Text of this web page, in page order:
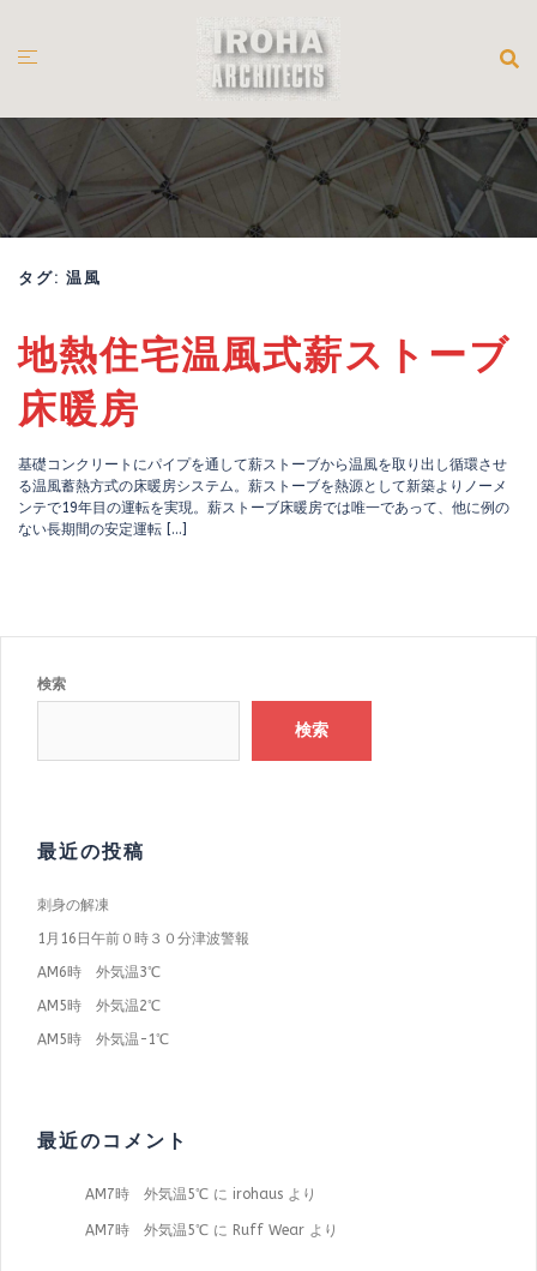
へ
タグ: 温風
地熱住宅温風式薪ストーブ
床暖房
基礎コンクリートにパイプを通して薪ストーブから温風を取り出し循環させ
る温風蓄熱方式の床暖房システム。薪ストーブを熱源として新築よりノーメ
ンテで19年目の運転を実現。薪ストーブ床暖房では唯一であって、他に例の
ない長期間の安定運転 […]
検索
検索
最近の投稿
刺身の解凍
1月16日午前０時３０分津波警報
AM6時 外気温3℃
AM5時 外気温2℃
AM5時 外気温−1℃
最近のコメント
AM7時 外気温5℃ に irohaus より
AM7時 外気温5℃ に Ruff Wear より